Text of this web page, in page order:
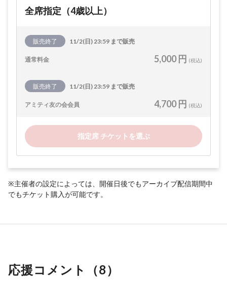
全席指定（4歳以上）
販売終了 11/2(日) 23:59 まで販売
通常料金 5,000 円 (税込)
販売終了 11/2(日) 23:59 まで販売
アミティ友の会会員 4,700 円 (税込)
指定席 チケットを選ぶ
※主催者の設定によっては、開催日後でもアーカイブ配信期間中
でもチケット購入が可能です。
応援コメント（8）